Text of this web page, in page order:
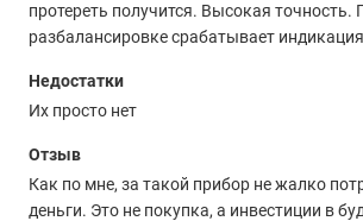
протереть получится. Высокая точность.
разбалансировке срабатывает индикация
Недостатки
Их просто нет
Отзыв
Как по мне, за такой прибор не жалко
деньги. Это не покупка, а инвестиции в